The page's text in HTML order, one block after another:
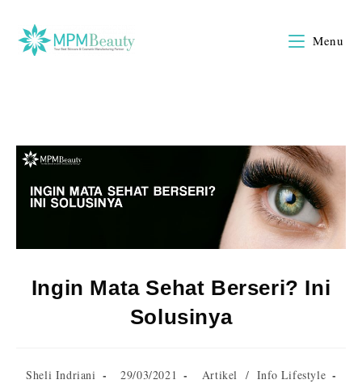
Menu
Ingin Mata Sehat Berseri? Ini
Solusinya
Sheli Indriani 29/03/2021 Artikel / Info Lifestyle